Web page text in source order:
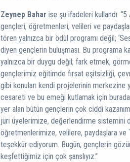
Zeynep Bahar ise şu ifadeleri kullandı: “5
gençleri, öğretmenleri, velileri ve
tören yalnızca bir ödül programı değil;
diyen gençlerin buluşması. Bu programa
yalnızca bir duygu değil; fark etmek,
gençlerimiz eğitimde fırsat eşitsizliği,
gibi konuları kendi projelerinin
cesareti ve bu emeği kutlamak için
yer alan bütün gençlerin çok ciddi
jüri üyelerimize, değerlendirme sistemini
öğretmenlerimize, velilere, paydaşlara ve
teşekkür ediyorum. Bugün, gençlerin
keşfettiğimiz için çok şanslıyız.”